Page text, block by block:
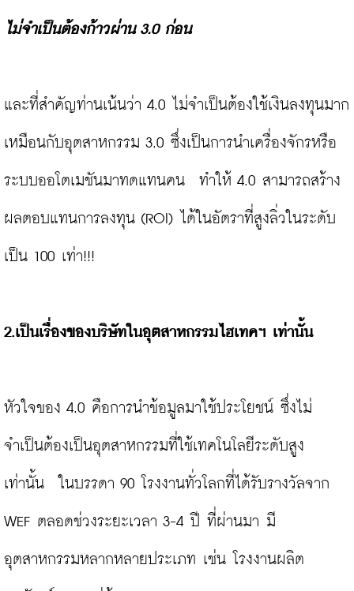
ไม่จำเป็นต้องก้าวผ่าน 3.0 ก่อน
และที่สำคัญท่านเน้นว่า 4.0 ไม่จำเป็นต้องใช้เงินลงทุนมาก
เหมือนกับอุตสาหกรรม 3.0 ซึ่งเป็นการนำเครื่องจักรหรือ
ระบบออโตเมชันมาทดแทนคน  ทำให้ 4.0 สามารถสร้าง
ผลตอบแทนการลงทุน (ROI) ได้ในอัตราที่สูงลิ่วในระดับ
เป็น 100 เท่า!!!
2.เป็นเรื่องของบริษัทในอุตสาหกรรมไฮเทคฯ เท่านั้น
หัวใจของ 4.0 คือการนำข้อมูลมาใช้ประโยชน์ ซึ่งไม่
จำเป็นต้องเป็นอุตสาหกรรมที่ใช้เทคโนโลยีระดับสูง
เท่านั้น  ในบรรดา 90 โรงงานทั่วโลกที่ได้รับรางวัลจาก
WEF ตลอดช่วงระยะเวลา 3-4 ปี ที่ผ่านมา มี
อุตสาหกรรมหลากหลายประเภท เช่น โรงงานผลิต